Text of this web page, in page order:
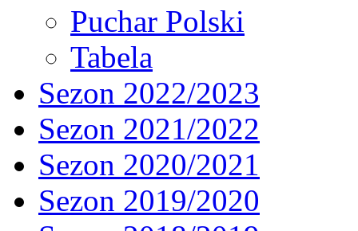
Puchar Polski
Tabela
Sezon 2022/2023
Sezon 2021/2022
Sezon 2020/2021
Sezon 2019/2020